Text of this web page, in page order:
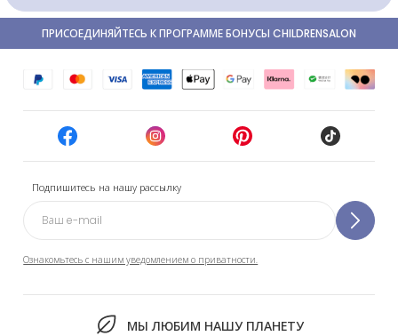
Подпишитесь на нашу рассылку
Ознакомьтесь с нашим уведомлением о приватности.
МЫ ЛЮБИМ НАШУ ПЛАНЕТУ
ПРИСОЕДИНЯЙТЕСЬ К ПРОГРАММЕ БОНУСЫ CHILDRENSALON